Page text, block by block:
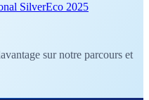
SilverEco 2025
sur notre parcours et